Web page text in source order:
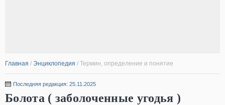
Главная / Энциклопедия / Термин, определение и понятие
Последняя редакция: 25.11.2025
Болота ( заболоченные угодья )